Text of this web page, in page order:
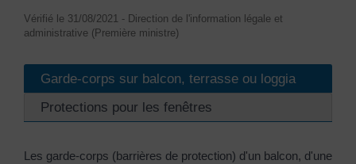
Vérifié le 31/08/2021 - Direction de l'information légale et
administrative (Première ministre)
Garde-corps sur balcon, terrasse ou loggia
Protections pour les fenêtres
Les garde-corps (barrières de protection) d'un balcon, d'une